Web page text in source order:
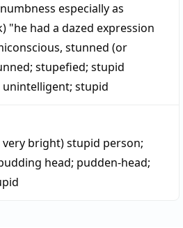
especially as
"he had a dazed expression
stunned (or
; stupefied; stupid
unintelligent; stupid
bright)stupid person;
head; pudden-head;